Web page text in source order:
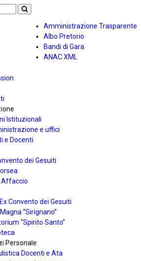
Amministrazione Trasparente
Albo Pretorio
Bandi di Gara
ANAC XML
Istituzionali
e uffici
e Docenti
dei Gesuiti
Affaccio
Convento dei Gesuiti
“Sirignano”
“Spirito Santo”
Personale
Docenti e Ata